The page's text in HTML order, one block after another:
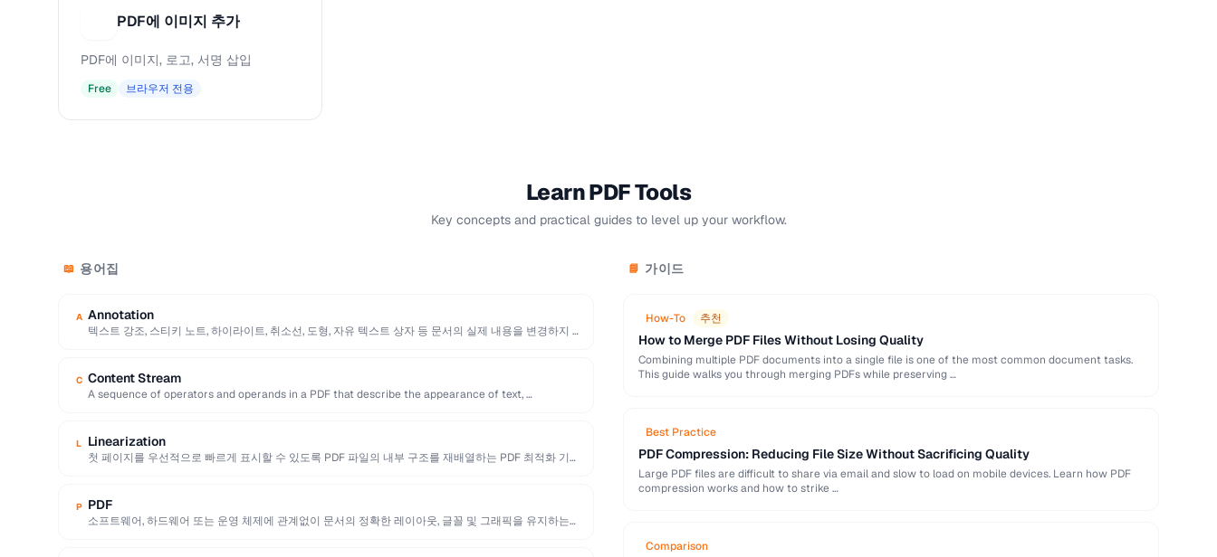
PDF에 이미지 추가
PDF에 이미지, 로고, 서명 삽입
Free 브라우저 전용
Learn PDF Tools
Key concepts and practical guides to level up your workflow.
📖 용어집
A Annotation
텍스트 강조, 스티키 노트, 하이라이트, 취소선, 도형, 자유 텍스트 상자 등 문서의 실제 내용을 변경하지 …
C Content Stream
A sequence of operators and operands in a PDF that describe the appearance of text, …
L Linearization
첫 페이지를 우선적으로 빠르게 표시할 수 있도록 PDF 파일의 내부 구조를 재배열하는 PDF 최적화 기술
P PDF
소프트웨어, 하드웨어 또는 운영 체제에 관계없이 문서의 정확한 레이아웃, 글꼴 및 그래픽을 유지하는
📘 가이드
How-To 추천
How to Merge PDF Files Without Losing Quality
Combining multiple PDF documents into a single file is one of the most common document tasks.
This guide walks you through merging PDFs while preserving …
Best Practice
PDF Compression: Reducing File Size Without Sacrificing Quality
Large PDF files are difficult to share via email and slow to load on mobile devices. Learn how PDF
compression works and how to strike …
Comparison